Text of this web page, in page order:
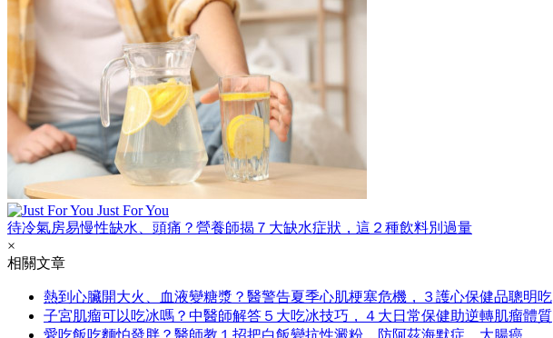
Just For You
待冷氣房易慢性缺水、頭痛？營養師揭７大缺水症狀，這２種飲料別過量
×
相關文章
熱到心臟開大火、血液變糖漿？醫警告夏季心肌梗塞危機，３護心保健品聰明吃
子宮肌瘤可以吃冰嗎？中醫師解答５大吃冰技巧，４大日常保健助逆轉肌瘤體質
愛吃飯吃麵怕發胖？醫師教１招把白飯變抗性澱粉，防阿茲海默症、大腸癌